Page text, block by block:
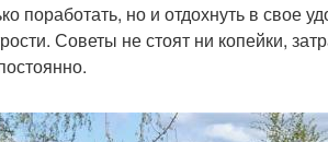
поработать, но и отдохнуть в свое
Советы не стоят ни копейки,